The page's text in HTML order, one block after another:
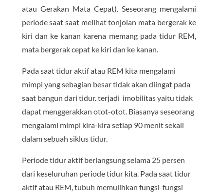
atau Gerakan Mata Cepat). Seseorang mengalami
periode saat saat melihat tonjolan mata bergerak ke
kiri dan ke kanan karena memang pada tidur REM,
mata bergerak cepat ke kiri dan ke kanan.
Pada saat tidur aktif atau REM kita mengalami
mimpi yang sebagian besar tidak akan diingat pada
saat bangun dari tidur. terjadi imobilitas yaitu tidak
dapat menggerakkan otot-otot. Biasanya seseorang
mengalami mimpi kira-kira setiap 90 menit sekali
dalam sebuah siklus tidur.
Periode tidur aktif berlangsung selama 25 persen
dari keseluruhan periode tidur kita. Pada saat tidur
aktif atau REM, tubuh memulihkan fungsi-fungsi